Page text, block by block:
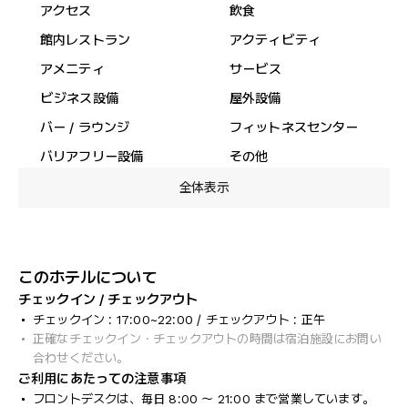
アクセス
飲食
館内レストラン
アクティビティ
アメニティ
サービス
ビジネス設備
屋外設備
バー / ラウンジ
フィットネスセンター
バリアフリー設備
その他
全体表示
このホテルについて
チェックイン / チェックアウト
チェックイン : 17:00~22:00 / チェックアウト : 正午
正確なチェックイン・チェックアウトの時間は宿泊施設にお問い
合わせください。
ご利用にあたっての注意事項
フロントデスクは、毎日 8:00 ～ 21:00 まで営業しています。